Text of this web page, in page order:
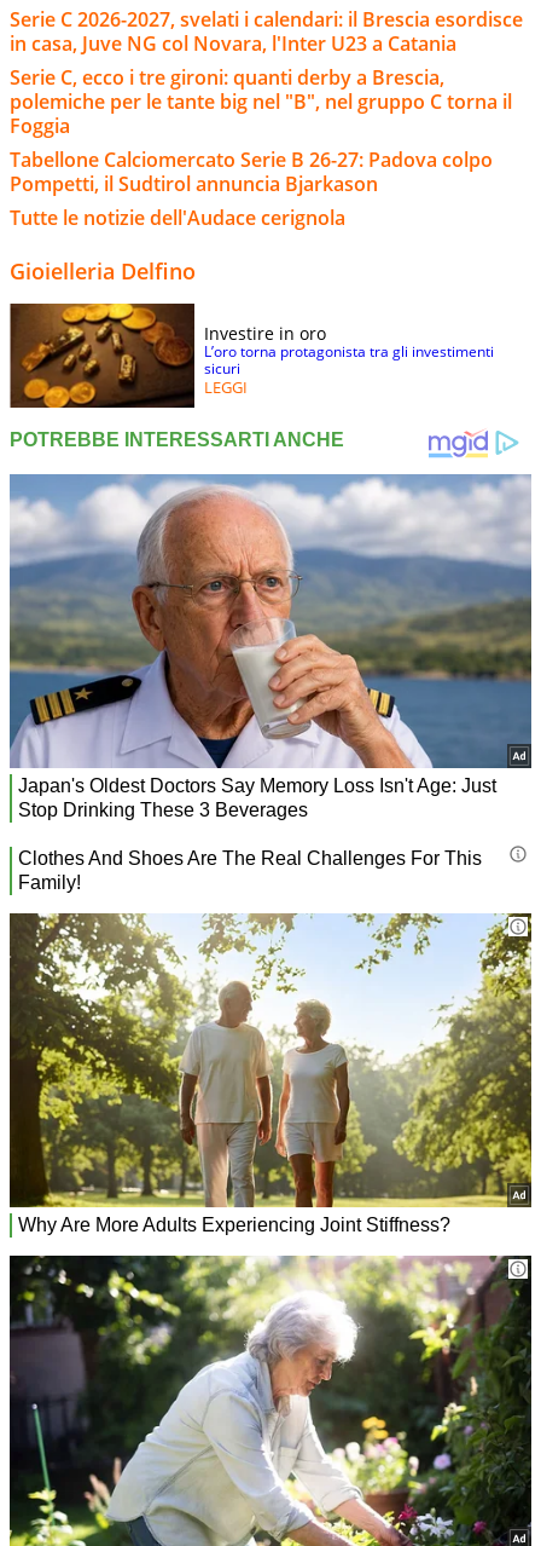
Serie C 2026-2027, svelati i calendari: il Brescia esordisce
in casa, Juve NG col Novara, l'Inter U23 a Catania
Serie C, ecco i tre gironi: quanti derby a Brescia,
polemiche per le tante big nel "B", nel gruppo C torna il
Foggia
Tabellone Calciomercato Serie B 26-27: Padova colpo
Pompetti, il Sudtirol annuncia Bjarkason
Tutte le notizie dell'Audace cerignola
Gioielleria Delfino
Investire in oro
L’oro torna protagonista tra gli investimenti
sicuri
LEGGI